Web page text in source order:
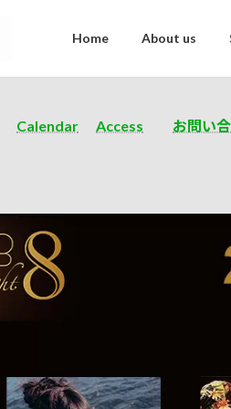
Home About us
Calendar Access お問い